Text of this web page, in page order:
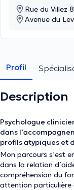
Rue du Villez
Avenue du
Profil
Description
Psychologue
dans
profils atypiques et
Mon parcours s’est
dans la relation
compréhension du
attention particulière